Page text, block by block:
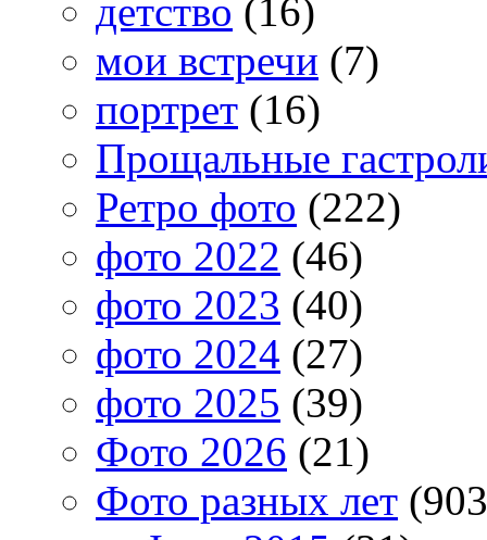
детство (16)
мои встречи (7)
портрет (16)
Прощальные
Ретро фото (222)
фото 2022 (46)
фото 2023 (40)
фото 2024 (27)
фото 2025 (39)
Фото 2026 (21)
Фото разных лет